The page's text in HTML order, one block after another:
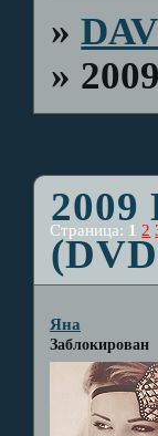
»
»
Страница: 1 2
Яна
Заблокирован